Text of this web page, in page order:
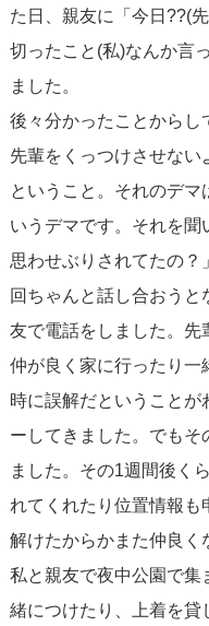
た日、親友に「今日??(
切ったこと(私)なんか言
ました。
後々分かったことからし
先輩をくっつけさせない
ということ。それのデマ
いうデマです。それを聞
思わせぶりされてたの？
回ちゃんと話し合おう
友で電話をしました。先
仲が良く家に行ったり一
時に誤解だということが
ーしてきました。でもそ
ました。その1週間後く
れてくれたり位置情報
解けたからかまた仲良く
私と親友で夜中公園で集
緒につけたり、上着を貸